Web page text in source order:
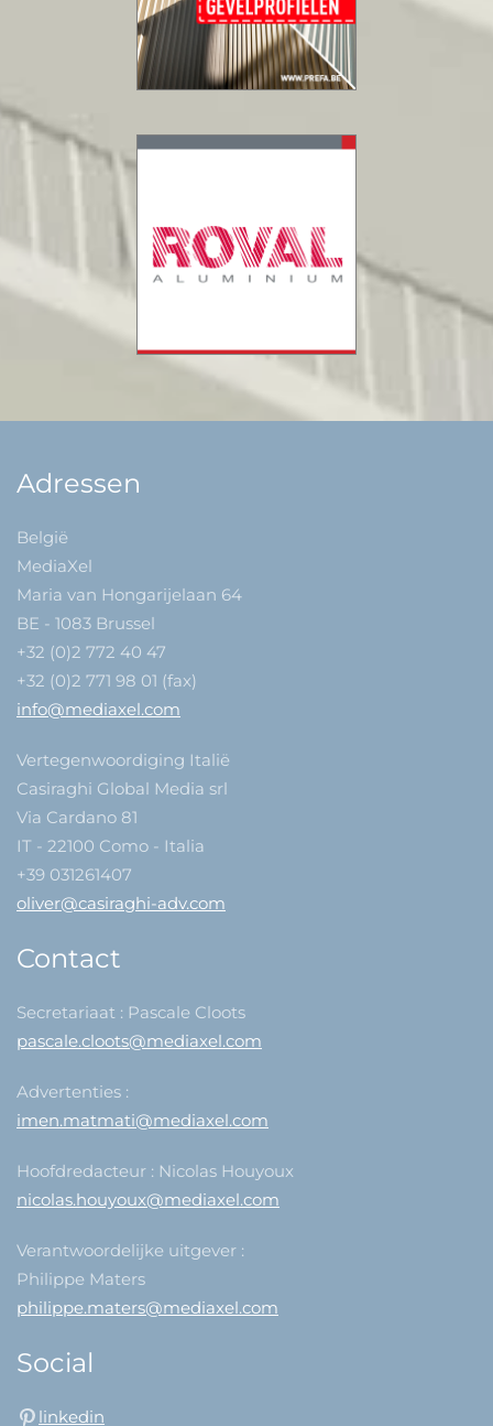
Adressen
België
MediaXel
Maria van Hongarijelaan 64
BE - 1083 Brussel
+32 (0)2 772 40 47
+32 (0)2 771 98 01 (fax)
info@mediaxel.com
Vertegenwoordiging Italië
Casiraghi Global Media srl
Via Cardano 81
IT - 22100 Como - Italia
+39 031261407
oliver@casiraghi-adv.com
Contact
Secretariaat : Pascale Cloots
pascale.cloots@mediaxel.com
Advertenties :
imen.matmati@mediaxel.com
Hoofdredacteur : Nicolas Houyoux
nicolas.houyoux@mediaxel.com
Verantwoordelijke uitgever :
Philippe Maters
philippe.maters@mediaxel.com
Social
linkedin